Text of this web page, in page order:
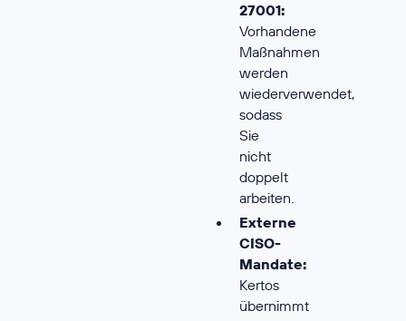
27001:
Vorhandene
Maßnahmen
werden
wiederverwendet,
sodass
Sie
nicht
doppelt
arbeiten.
Externe
CISO-
Mandate:
Kertos
übernimmt